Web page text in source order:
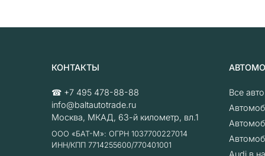
КОНТАКТЫ
☎ +7 495 478-88-88
info@baltautotrade.ru
Москва, МКАД, 63-й километр, вл.1
ООО «БАТ-М»: ОГРН 1037700227014
ИНН/КПП 7714255600/770401001
Все
Audi в